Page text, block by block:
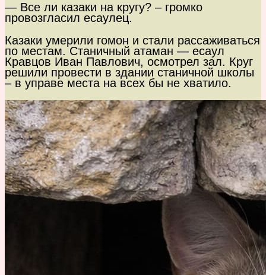
— Все ли казаки на кругу? – громко
провозгласил есаулец.
Казаки умерили гомон и стали рассаживаться
по местам. Станичный атаман — есаул
Кравцов Иван Павлович, осмотрел зал. Круг
решили провести в здании станичной школы
– в управе места на всех бы не хватило.